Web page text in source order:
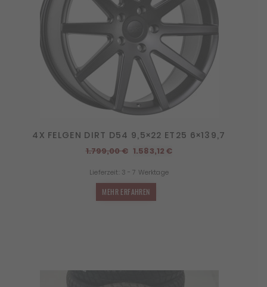
4X FELGEN DIRT D54 9,5×22 ET25 6×139,7
1.799,00€ Ursprünglicher
war:
1.799,00 €
1.583,12€Aktueller
Lieferzeit: 3 - 7 Werktage
MEHR ERFAHREN